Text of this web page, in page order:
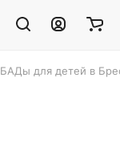
БАДы для детей в